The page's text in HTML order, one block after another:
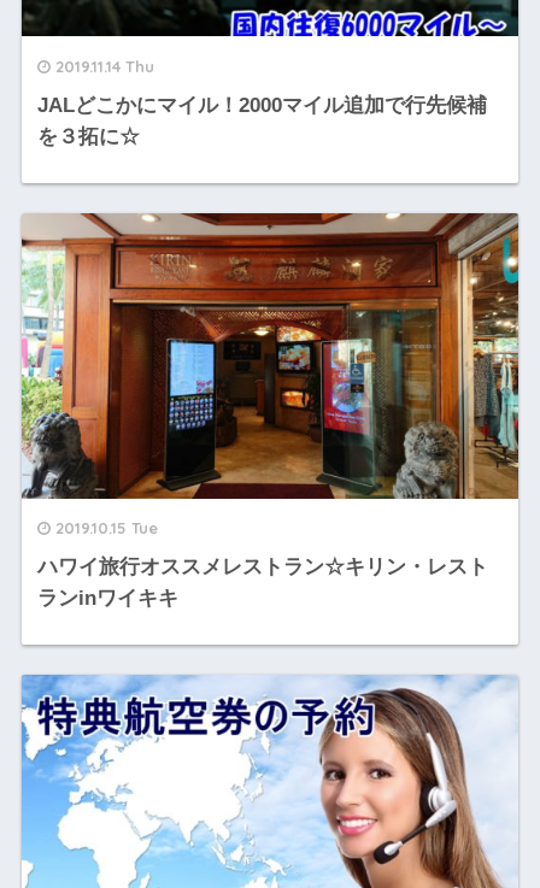
2019.11.14 Thu
JALどこかにマイル！2000マイル追加で行先候補
を３拓に☆
2019.10.15 Tue
ハワイ旅行オススメレストラン☆キリン・レスト
ランinワイキキ